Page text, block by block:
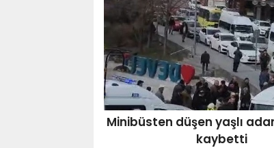
Minibüsten düşen yaşlı
kaybetti